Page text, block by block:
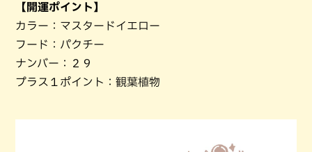
【開運ポイント】
カラー：マスタードイエロー
フード：パクチー
ナンバー：２９
プラス１ポイント：観葉植物